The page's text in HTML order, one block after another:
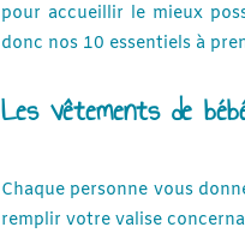
pour accueillir le mieux
donc nos 10 essentiels à
Les vêtements de
Chaque personne vous
remplir votre valise